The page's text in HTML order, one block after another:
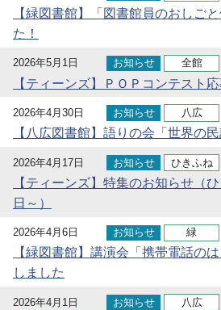
【緑図書館】「図書館員のおしご
た！
2026年5月1日 お知らせ 全館
【ティーンズ】ＰＯＰコンテスト
2026年4月30日 お知らせ 八広
【八広図書館】語りの会「世界の
2026年4月17日 お知らせ ひきふね
【ティーンズ】特集のお知らせ（
日～）
2026年4月6日 お知らせ 緑
【緑図書館】講演会「携帯電話の
しました
2026年4月1日 お知らせ 八広